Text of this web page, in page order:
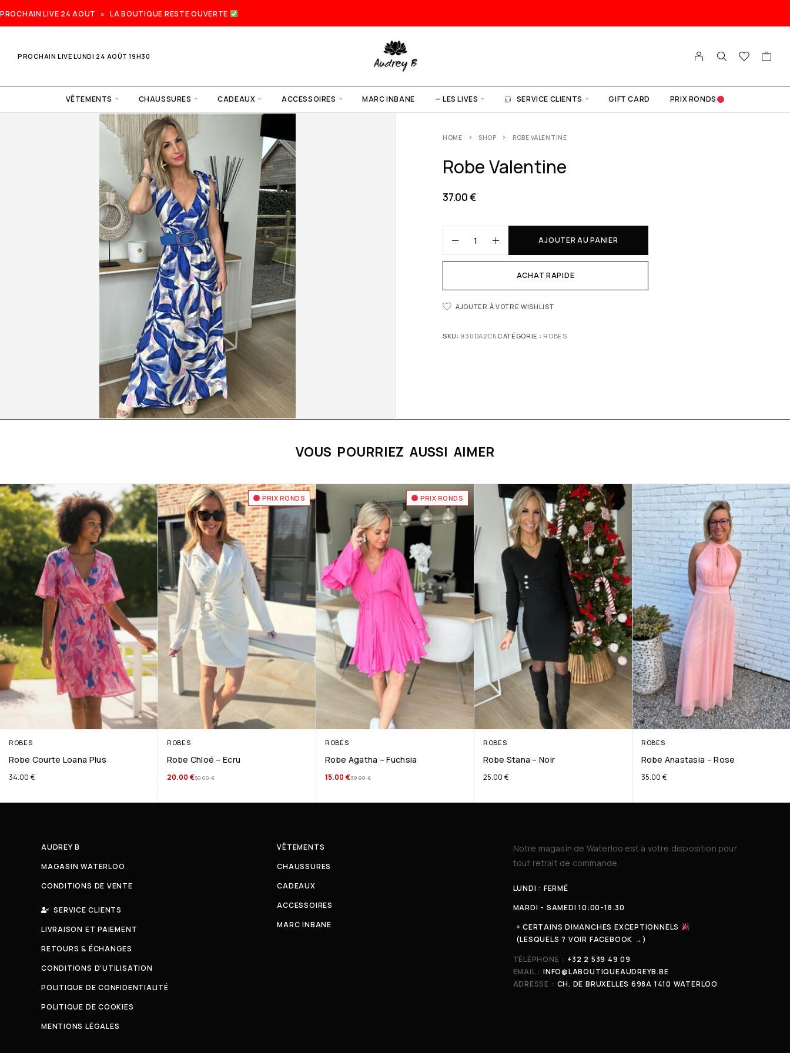
PROCHAIN LIVE 24 AOUT » LA BOUTIQUE RESTE OUVERTE
PROCHAIN LIVE LUNDI 24 AOÛT 19H30
VÊTEMENTS CHAUSSURES CADEAUX ACCESSOIRES MARC INBANE — LES LIVES SERVICE CLIENTS GIFT CARD PRIX RONDS
HOME SHOP ROBE VALENTINE
Robe Valentine
37.00€
AJOUTER AU PANIER
ACHAT RAPIDE
AJOUTER À VOTRE WISHLIST
SKU: 930DA2C6 CATÉGORIE : ROBES
VOUS POURRIEZ AUSSI AIMER
ROBES
Robe Courte Loana Plus
34.00 €
PRIX RONDS
ROBES
Robe Chloé – Ecru
50.00€
20.00 €
PRIX RONDS
ROBES
Robe Agatha – Fuchsia
39.90€
15.00 €
ROBES
Robe Stana – Noir
25.00 €
ROBES
Robe Anastasia – Rose
35.00 €
AUDREY B
MAGASIN WATERLOO
CONDITIONS DE VENTE
SERVICE CLIENTS
LIVRAISON ET PAIEMENT
RETOURS & ÉCHANGES
CONDITIONS D'UTILISATION
POLITIQUE DE CONFIDENTIALITÉ
POLITIQUE DE COOKIES
MENTIONS LÉGALES
VÊTEMENTS
CHAUSSURES
CADEAUX
ACCESSOIRES
MARC INBANE
Notre magasin de Waterloo est à votre disposition pour
tout retrait de commande.
LUNDI : FERMÉ
MARDI - SAMEDI 10:00-18:30
+ CERTAINS DIMANCHES EXCEPTIONNELS
(LESQUELS ? VOIR FACEBOOK →)
TÉLÉPHONE : +32 2 539 49 09
EMAIL : INFO@LABOUTIQUEAUDREYB.BE
ADRESSE : CH. DE BRUXELLES 698A 1410 WATERLOO